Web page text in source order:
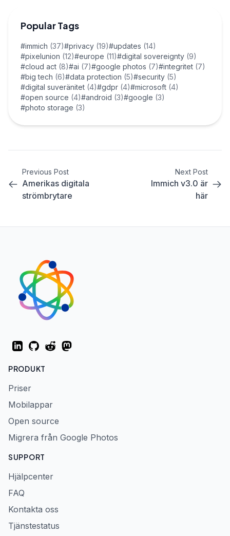
Popular Tags
#immich (37)#privacy (19)#updates (14)
#pixelunion (12)#europe (11)#digital sovereignty (9)
#cloud act (8)#ai (7)#google photos (7)#integritet (7)
#big tech (6)#data protection (5)#security (5)
#digital suveränitet (4)#gdpr (4)#microsoft (4)
#open source (4)#android (3)#google (3)
#photo storage (3)
Previous Post
Amerikas digitala
strömbrytare
Next Post
Immich v3.0 är
här
LinkedInGitHubRedditMastodon
PRODUKT
Priser
Mobilappar
Open source
Migrera från Google Photos
SUPPORT
Hjälpcenter
FAQ
Kontakta oss
Tjänstestatus